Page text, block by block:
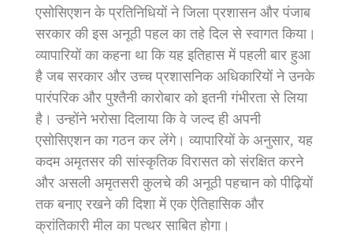
एसोसिएशन के प्रतिनिधियों ने जिला प्रशासन और पंजाब
सरकार की इस अनूठी पहल का तहे दिल से स्वागत किया।
व्यापारियों का कहना था कि यह इतिहास में पहली बार हुआ
है जब सरकार और उच्च प्रशासनिक अधिकारियों ने उनके
पारंपरिक और पुश्तैनी कारोबार को इतनी गंभीरता से लिया
है। उन्होंने भरोसा दिलाया कि वे जल्द ही अपनी
एसोसिएशन का गठन कर लेंगे। व्यापारियों के अनुसार, यह
कदम अमृतसर की सांस्कृतिक विरासत को संरक्षित करने
और असली अमृतसरी कुलचे की अनूठी पहचान को पीढ़ियों
तक बनाए रखने की दिशा में एक ऐतिहासिक और
क्रांतिकारी मील का पत्थर साबित होगा।